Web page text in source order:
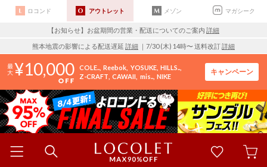
ロコンド アウトレット メゾン マガシーク
【お知らせ】お盆期間の営業・配送についてのご案内 詳細
熊本地震の影響による配送遅延 詳細 ｜7/30 (木) 14時〜 送料改訂詳細
10,000 COLE.. Reebok YOSUKE HILLS..
Z-CRAFT CAWAII mis.. NIKE
キャンペーン